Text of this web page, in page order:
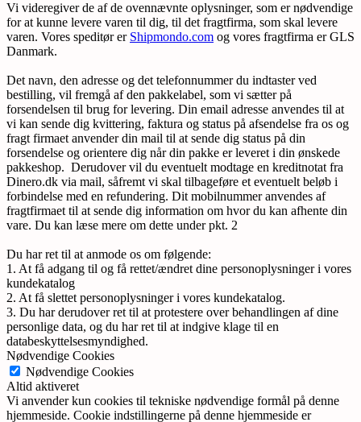
Vi videregiver de af de ovennævnte oplysninger, som er nødvendige
for at kunne levere varen til dig, til det fragtfirma, som skal levere
varen. Vores speditør er Shipmondo.com og vores fragtfirma er GLS
Danmark.
Det navn, den adresse og det telefonnummer du indtaster ved
bestilling, vil fremgå af den pakkelabel, som vi sætter på
forsendelsen til brug for levering. Din email adresse anvendes til at
vi kan sende dig kvittering, faktura og status på afsendelse fra os og
fragt firmaet anvender din mail til at sende dig status på din
forsendelse og orientere dig når din pakke er leveret i din ønskede
pakkeshop. Derudover vil du eventuelt modtage en kreditnotat fra
Dinero.dk via mail, såfremt vi skal tilbageføre et eventuelt beløb i
forbindelse med en refundering. Dit mobilnummer anvendes af
fragtfirmaet til at sende dig information om hvor du kan afhente din
vare. Du kan læse mere om dette under pkt. 2
Du har ret til at anmode os om følgende:
1. At få adgang til og få rettet/ændret dine personoplysninger i vores
kundekatalog
2. At få slettet personoplysninger i vores kundekatalog.
3. Du har derudover ret til at protestere over behandlingen af dine
personlige data, og du har ret til at indgive klage til en
databeskyttelsesmyndighed.
Nødvendige Cookies
Nødvendige Cookies
Altid aktiveret
Vi anvender kun cookies til tekniske nødvendige formål på denne
hjemmeside. Cookie indstillingerne på denne hjemmeside er